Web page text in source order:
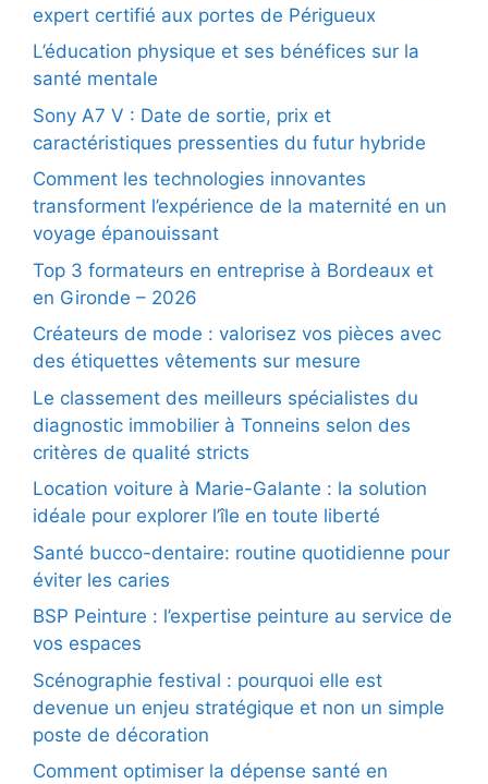
expert certifié aux portes de Périgueux
L’éducation physique et ses bénéfices sur la
santé mentale
Sony A7 V : Date de sortie, prix et
caractéristiques pressenties du futur hybride
Comment les technologies innovantes
transforment l’expérience de la maternité en un
voyage épanouissant
Top 3 formateurs en entreprise à Bordeaux et
en Gironde – 2026
Créateurs de mode : valorisez vos pièces avec
des étiquettes vêtements sur mesure
Le classement des meilleurs spécialistes du
diagnostic immobilier à Tonneins selon des
critères de qualité stricts
Location voiture à Marie-Galante : la solution
idéale pour explorer l’île en toute liberté
Santé bucco-dentaire: routine quotidienne pour
éviter les caries
BSP Peinture : l’expertise peinture au service de
vos espaces
Scénographie festival : pourquoi elle est
devenue un enjeu stratégique et non un simple
poste de décoration
Comment optimiser la dépense santé en